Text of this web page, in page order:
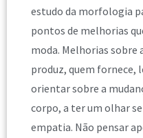
estudo da morfologia
pontos de melhorias
moda. Melhorias sobre
produz, quem fornece,
orientar sobre a
corpo, a ter um olhar
empatia. Não pensar